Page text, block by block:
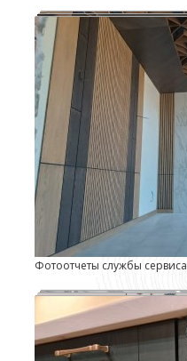
Фотоотчеты службы сервиса